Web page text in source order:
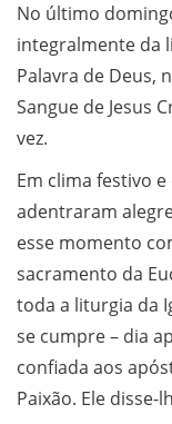
No último
integralmente da
Palavra de Deus,
Sangue de Jesus
vez.
Em clima festivo
adentraram
esse momento
sacramento da
toda a liturgia da
se cumpre – dia
confiada aos
Paixão. Ele disse-